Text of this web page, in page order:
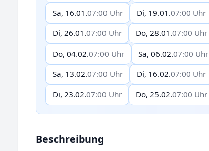
Sa, 16.01.07:00 Uhr Di, 19.01.07:00 Uhr
Di, 26.01.07:00 Uhr Do, 28.01.07:00 Uhr
Do, 04.02.07:00 Uhr Sa, 06.02.07:00 Uhr
Sa, 13.02.07:00 Uhr Di, 16.02.07:00 Uhr
Di, 23.02.07:00 Uhr Do, 25.02.07:00 Uhr
Beschreibung